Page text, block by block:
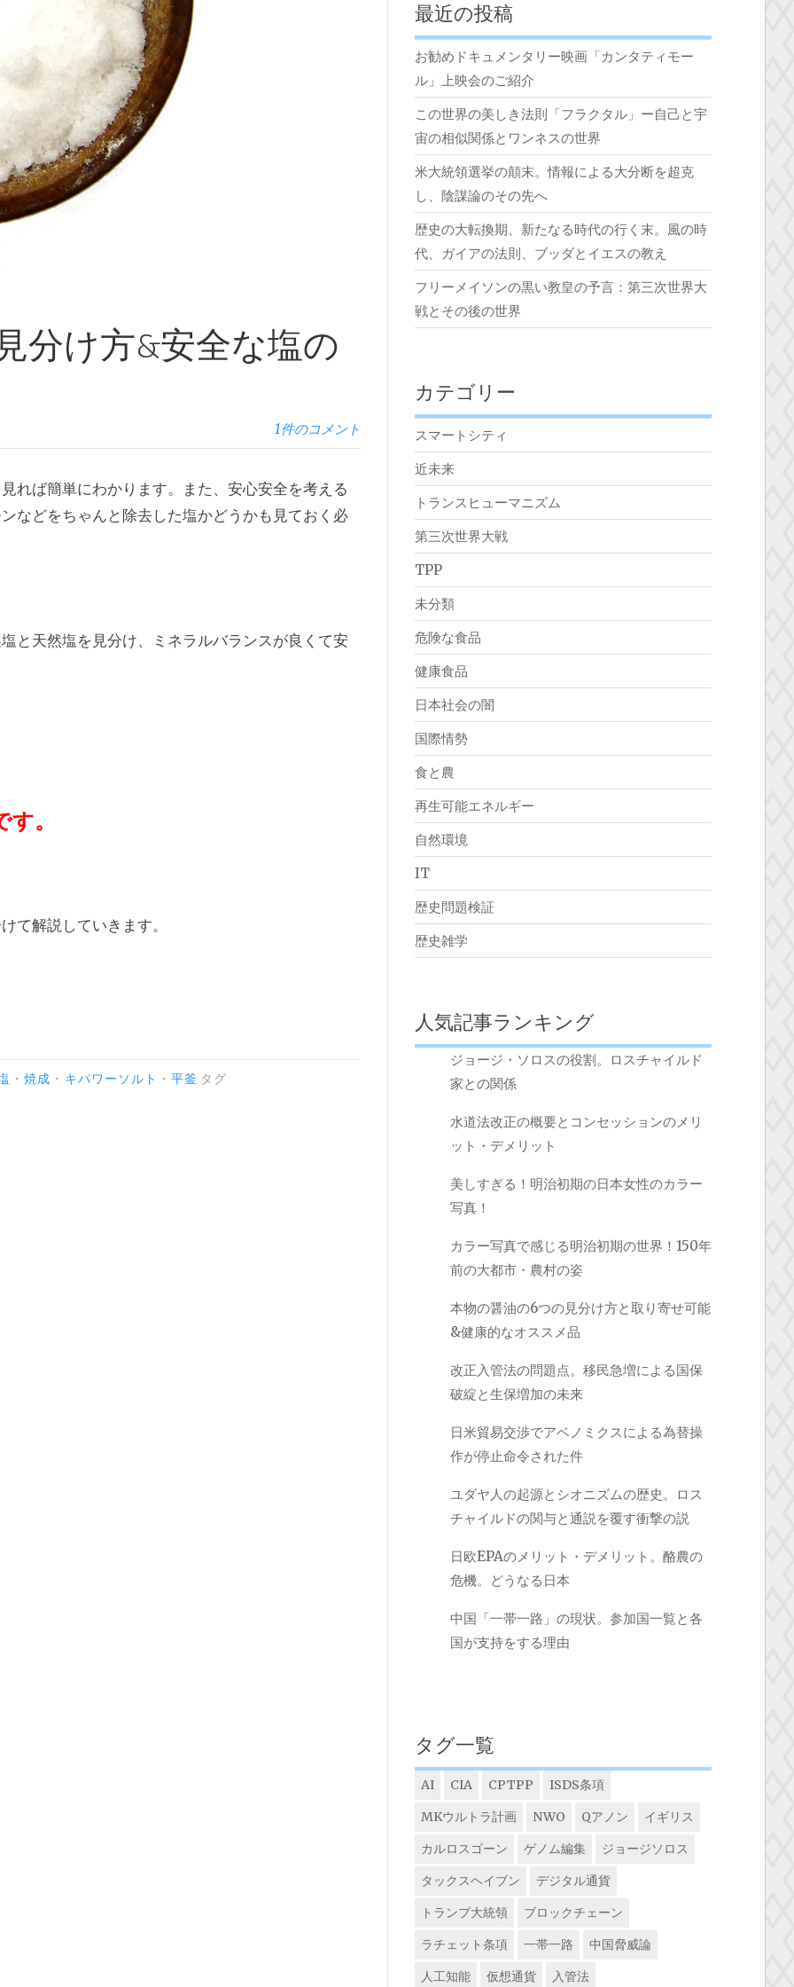
分け方&安全な塩の
1件のコメント
れば簡単にわかります。また、安心安全を考える
などをちゃんと除去した塩かどうかも見ておく必
と天然塩を見分け、ミネラルバランスが良くて安
。
て解説していきます。
・焼成 ・ キパワーソルト ・平釜 タグ
最近の投稿
お勧めドキュメンタリー映画「カンタティモー
ル」上映会のご紹介
この世界の美しき法則「フラクタル」ー自己と宇
宙の相似関係とワンネスの世界
米大統領選挙の顛末。情報による大分断を超克
し、陰謀論のその先へ
歴史の大転換期、新たなる時代の行く末。風の時
代、ガイアの法則、ブッダとイエスの教え
フリーメイソンの黒い教皇の予言：第三次世界大
戦とその後の世界
カテゴリー
スマートシティ
近未来
トランスヒューマニズム
第三次世界大戦
TPP
未分類
危険な食品
健康食品
日本社会の闇
国際情勢
食と農
再生可能エネルギー
自然環境
IT
歴史問題検証
歴史雑学
人気記事ランキング
ジョージ・ソロスの役割。ロスチャイルド
家との関係
水道法改正の概要とコンセッションのメリ
ット・デメリット
美しすぎる！明治初期の日本女性のカラー
写真！
カラー写真で感じる明治初期の世界！150年
前の大都市・農村の姿
本物の醤油の6つの見分け方と取り寄せ可能
&健康的なオススメ品
改正入管法の問題点。移民急増による国保
破綻と生保増加の未来
日米貿易交渉でアベノミクスによる為替操
作が停止命令された件
ユダヤ人の起源とシオニズムの歴史。ロス
チャイルドの関与と通説を覆す衝撃の説
日欧EPAのメリット・デメリット。酪農の
危機。どうなる日本
中国「一帯一路」の現状。参加国一覧と各
国が支持をする理由
タグ一覧
AI CIA CPTPP
ISDS条項
MKウルトラ計画
NWO Qアノン
イギリス
カルロスゴーン
ゲノム編集
ジョージソロス
タックスヘイブン
デジタル通貨
トランプ大統領
ブロックチェーン
ラチェット条項
一帯一路
中国脅威論
人工知能
仮想通貨
入管法